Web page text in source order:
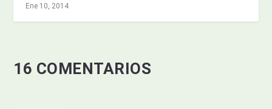
Ene 10, 2014
16 COMENTARIOS